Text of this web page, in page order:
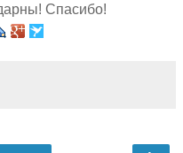
Спасибо!